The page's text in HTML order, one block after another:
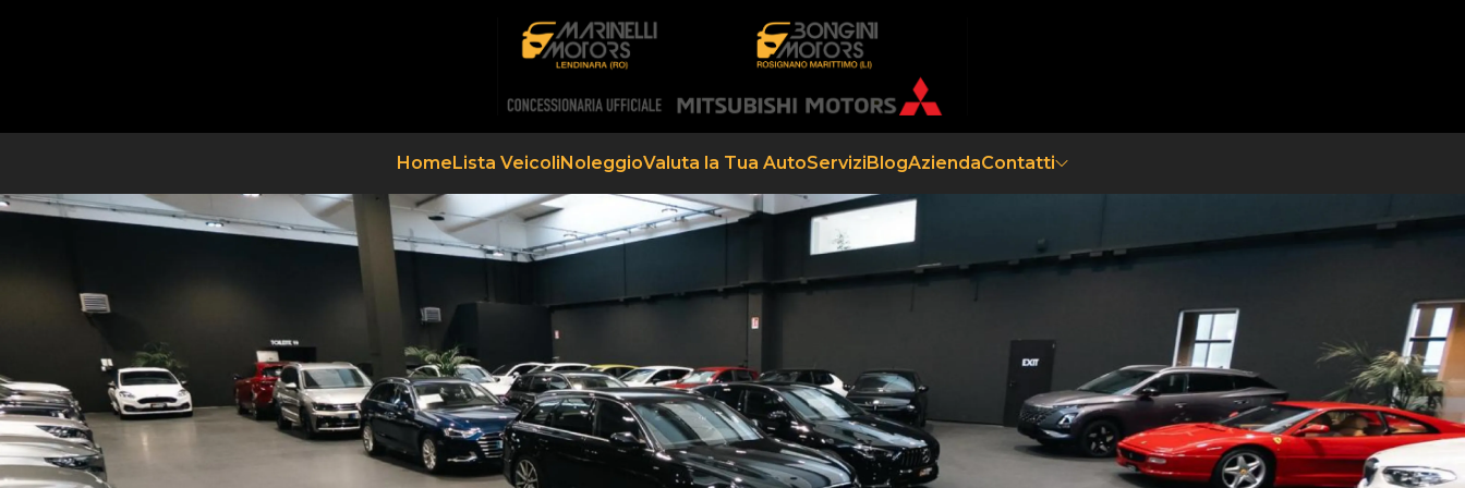
HomeLista VeicoliNoleggioValuta la Tua AutoServiziBlogAziendaContatti